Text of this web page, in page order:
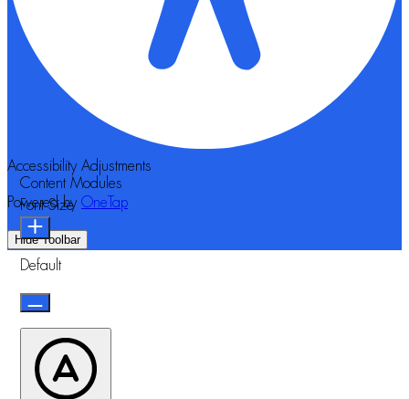
Accessibility Adjustments
Powered by OneTap
Hide Toolbar
Content Modules
Font Size
Default